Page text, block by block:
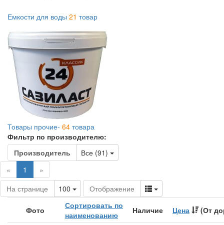
Емкости для воды 21 товар
Товары прочие- 64 товара
Фильтр по производителю:
Производитель
Все (91) Toggle Dropdown
«
1 (current)
»
На странице
100 Toggle Dropdown
Отображение Toggle Dropdown
Фото
Сортировать по
наименованию
Наличие Цена (От